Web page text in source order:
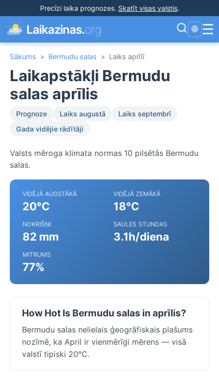
Precīzi laika prognozes. Skatīt visas valstis.
Laikazinas.org 🌐 ☰
Sākums > Bermudu salas > Laiks aprīlī
Laikapstākļi Bermudu
salas aprīlis
Prognoze Laiks augustā
Laiks septembrī
Gada vidējie rādītāji
Valsts mēroga klimata normas 10 pilsētās Bermudu
salas.
VIDĒJĀ AUGSTĀKĀ
20°C
VIDĒJĀ ZEMĀKĀ
18°C
NOKRIŠŅI
82 mm
SAULES STUNDAS
3.1h/diena
MITRUMS
77%
How Hot Is Bermudu salas in aprīlis?
Bermudu salas nelielais ģeogrāfiskais plašums
nozīmē, ka April ir vienmērīgi mērens — visā
valstī tipiski 20°C.